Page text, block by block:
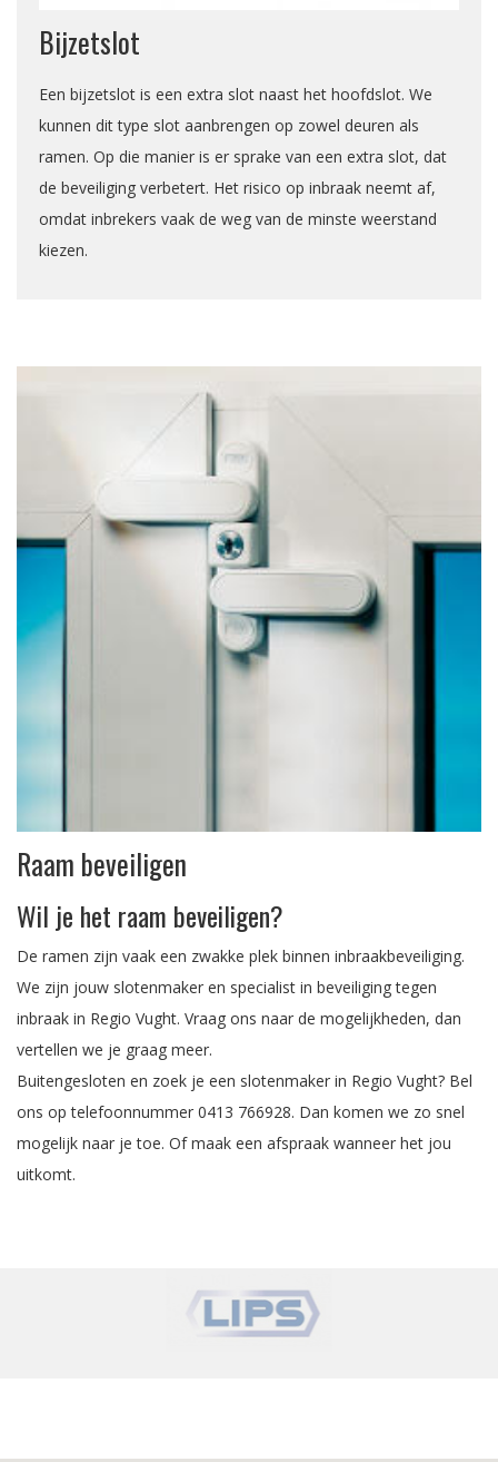
Bijzetslot
Een bijzetslot is een extra slot naast het hoofdslot. We
kunnen dit type slot aanbrengen op zowel deuren als
ramen. Op die manier is er sprake van een extra slot, dat
de beveiliging verbetert. Het risico op inbraak neemt af,
omdat inbrekers vaak de weg van de minste weerstand
kiezen.
Raam beveiligen
Wil je het raam beveiligen?
De ramen zijn vaak een zwakke plek binnen inbraakbeveiliging.
We zijn jouw slotenmaker en specialist in beveiliging tegen
inbraak in Regio Vught. Vraag ons naar de mogelijkheden, dan
vertellen we je graag meer.
Buitengesloten en zoek je een slotenmaker in Regio Vught? Bel
ons op telefoonnummer 0413 766928. Dan komen we zo snel
mogelijk naar je toe. Of maak een afspraak wanneer het jou
uitkomt.